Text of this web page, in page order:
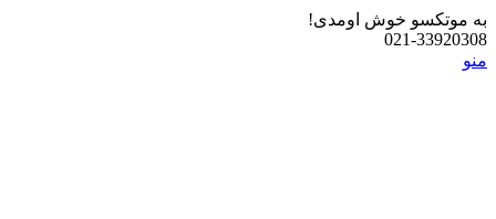
به موتکسو خوش اومدی!
021-33920308
منو